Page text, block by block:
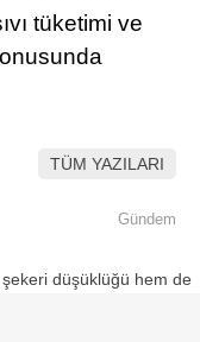
tüketimi ve
TÜM YAZILARI
Gündem